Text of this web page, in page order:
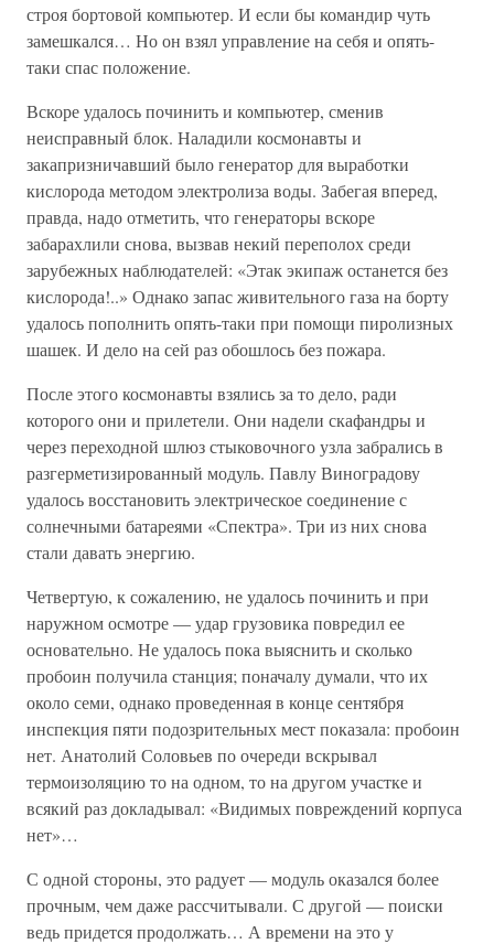
строя бортовой компьютер. И если бы командир чуть
замешкался… Но он взял управление на себя и опять-
таки спас положение.
Вскоре удалось починить и компьютер, сменив
неисправный блок. Наладили космонавты и
закапризничавший было генератор для выработки
кислорода методом электролиза воды. Забегая вперед,
правда, надо отметить, что генераторы вскоре
забарахлили снова, вызвав некий переполох среди
зарубежных наблюдателей: «Этак экипаж останется без
кислорода!..» Однако запас живительного газа на борту
удалось пополнить опять-таки при помощи пиролизных
шашек. И дело на сей раз обошлось без пожара.
После этого космонавты взялись за то дело, ради
которого они и прилетели. Они надели скафандры и
через переходной шлюз стыковочного узла забрались в
разгерметизированный модуль. Павлу Виноградову
удалось восстановить электрическое соединение с
солнечными батареями «Спектра». Три из них снова
стали давать энергию.
Четвертую, к сожалению, не удалось починить и при
наружном осмотре — удар грузовика повредил ее
основательно. Не удалось пока выяснить и сколько
пробоин получила станция; поначалу думали, что их
около семи, однако проведенная в конце сентября
инспекция пяти подозрительных мест показала: пробоин
нет. Анатолий Соловьев по очереди вскрывал
термоизоляцию то на одном, то на другом участке и
всякий раз докладывал: «Видимых повреждений корпуса
нет»…
С одной стороны, это радует — модуль оказался более
прочным, чем даже рассчитывали. С другой — поиски
ведь придется продолжать… А времени на это у